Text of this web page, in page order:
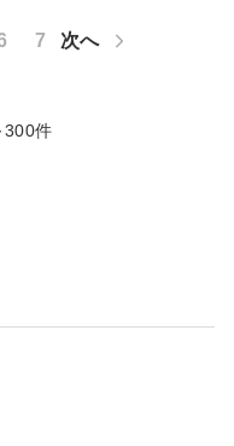
7 次へ
300件